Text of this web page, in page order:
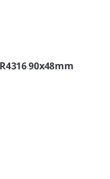
90x48mm